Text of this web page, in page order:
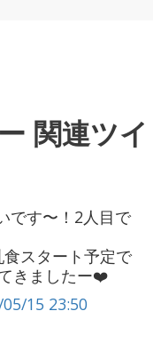
関連ツイ
です〜！2人目で
スタート予定で
きましたー❤️
15 23:50